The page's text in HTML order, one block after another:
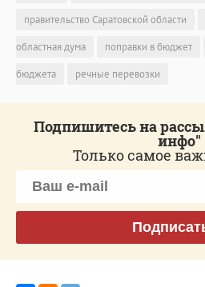
правительство Саратовской области
областная дума
поправки в бюджет
бюджета
речные перевозки
Подпишитесь на
инфо"
Только самое